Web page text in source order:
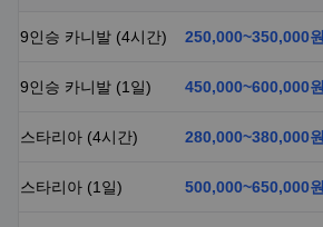
9인승 카니발 (4시간) 250,000~350,000원
9인승 카니발 (1일) 450,000~600,000원
스타리아 (4시간) 280,000~380,000원
스타리아 (1일) 500,000~650,000원